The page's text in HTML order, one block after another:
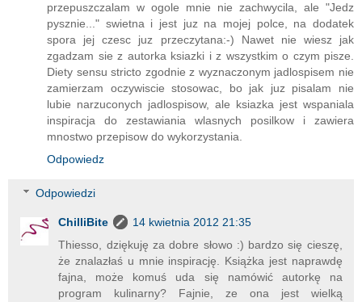
przepuszczalam w ogole mnie nie zachwycila, ale "Jedz
pysznie..." swietna i jest juz na mojej polce, na dodatek
spora jej czesc juz przeczytana:-) Nawet nie wiesz jak
zgadzam sie z autorka ksiazki i z wszystkim o czym pisze.
Diety sensu stricto zgodnie z wyznaczonym jadlospisem nie
zamierzam oczywiscie stosowac, bo jak juz pisalam nie
lubie narzuconych jadlospisow, ale ksiazka jest wspaniala
inspiracja do zestawiania wlasnych posilkow i zawiera
mnostwo przepisow do wykorzystania.
Odpowiedz
Odpowiedzi
ChilliBite
14 kwietnia 2012 21:35
Thiesso, dziękuję za dobre słowo :) bardzo się cieszę,
że znalazłaś u mnie inspirację. Książka jest naprawdę
fajna, może komuś uda się namówić autorkę na
program kulinarny? Fajnie, ze ona jest wielką